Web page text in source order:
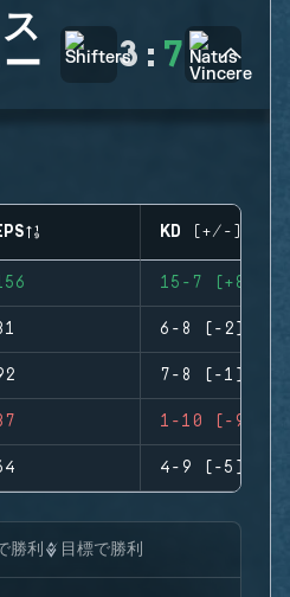
3 : 7
KD (+/-)
15-7 (+8)
6-8 (-2)
7-8 (-1)
1-10 (-9)
4-9 (-5)
勝利 目標で勝利